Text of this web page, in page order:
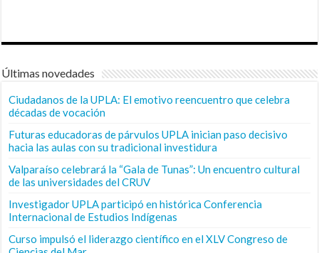
Últimas novedades
Ciudadanos de la UPLA: El emotivo reencuentro que celebra
décadas de vocación
Futuras educadoras de párvulos UPLA inician paso decisivo
hacia las aulas con su tradicional investidura
Valparaíso celebrará la “Gala de Tunas”: Un encuentro cultural
de las universidades del CRUV
Investigador UPLA participó en histórica Conferencia
Internacional de Estudios Indígenas
Curso impulsó el liderazgo científico en el XLV Congreso de